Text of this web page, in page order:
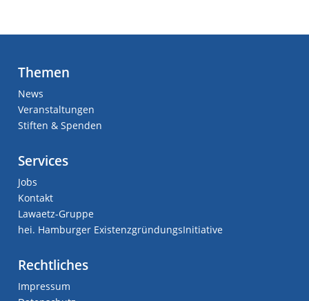
Themen
News
Veranstaltungen
Stiften & Spenden
Services
Jobs
Kontakt
Lawaetz-Gruppe
hei. Hamburger ExistenzgründungsInitiative
Rechtliches
Impressum